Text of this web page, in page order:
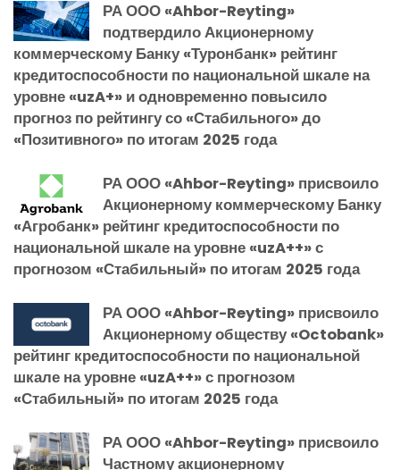
РА ООО «Ahbor-Reyting»
подтвердило Акционерному
коммерческому Банку «Туронбанк» рейтинг
кредитоспособности по национальной шкале на
уровне «uzA+» и одновременно повысило
прогноз по рейтингу со «Стабильного» до
«Позитивного» по итогам 2025 года
РА ООО «Ahbor-Reyting» присвоило
Акционерному коммерческому Банку
«Агробанк» рейтинг кредитоспособности по
национальной шкале на уровне «uzA++» с
прогнозом «Стабильный» по итогам 2025 года
РА ООО «Ahbor-Reyting» присвоило
Акционерному обществу «Octobank»
рейтинг кредитоспособности по национальной
шкале на уровне «uzA++» с прогнозом
«Стабильный» по итогам 2025 года
РА ООО «Ahbor-Reyting» присвоило
Частному акционерному